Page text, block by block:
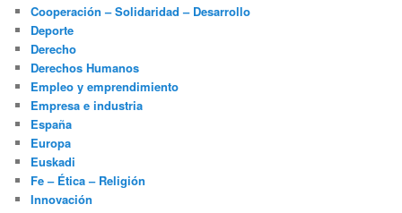
Cooperación – Solidaridad – Desarrollo
Deporte
Derecho
Derechos Humanos
Empleo y emprendimiento
Empresa e industria
España
Europa
Euskadi
Fe – Ética – Religión
Innovación